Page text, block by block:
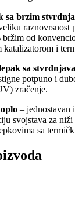
sa brzim
raznovrsnost
od
katalizatorom i
sa
potpuno i
zračenje.
– jednostavan
svojstava za
sa